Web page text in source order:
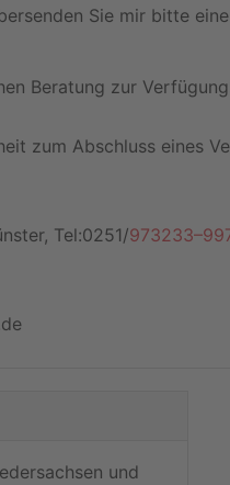
Sie mir bitte
Beratung zur
zum Abschluss eines
Tel:0251/
und